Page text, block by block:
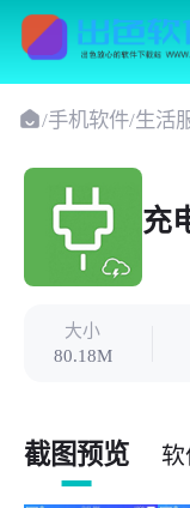
/手机软件/生活
充
大小
80.18M
截图预览